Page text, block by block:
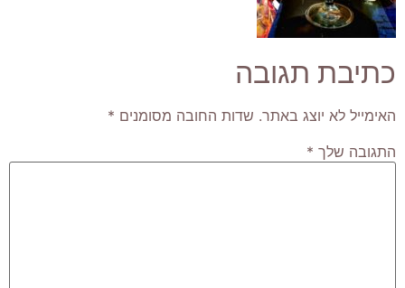
כתיבת תגובה
האימייל לא יוצג באתר. שדות החובה מסומנים *
התגובה שלך *